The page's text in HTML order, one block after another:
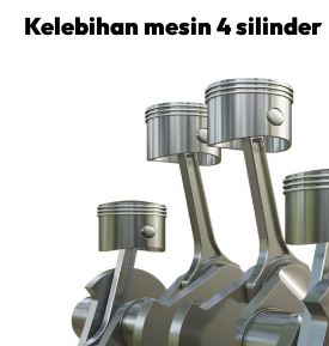
Kelebihan mesin 4 silinder